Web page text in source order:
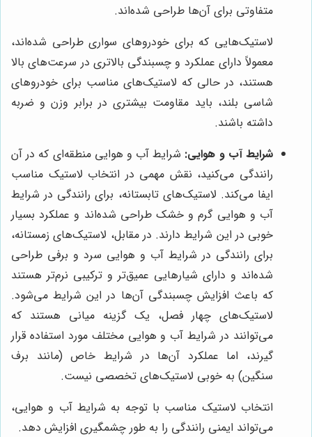
متفاوتی برای آن‌ها طراحی شده‌اند.
لاستیک‌هایی که برای خودروهای سواری طراحی شده‌اند،
معمولاً دارای عملکرد و چسبندگی بالاتری در سرعت‌های بالا
هستند، در حالی که لاستیک‌های مناسب برای خودروهای
شاسی بلند، باید مقاومت بیشتری در برابر وزن و ضربه
داشته باشند.
شرایط آب و هوایی: شرایط آب و هوایی منطقه‌ای که در آن
رانندگی می‌کنید، نقش مهمی در انتخاب لاستیک مناسب
ایفا می‌کند. لاستیک‌های تابستانه، برای رانندگی در شرایط
آب و هوایی گرم و خشک طراحی شده‌اند و عملکرد بسیار
خوبی در این شرایط دارند. در مقابل، لاستیک‌های زمستانه،
برای رانندگی در شرایط آب و هوایی سرد و برفی طراحی
شده‌اند و دارای شیارهایی عمیق‌تر و ترکیبی نرم‌تر هستند
که باعث افزایش چسبندگی آن‌ها در این شرایط می‌شود.
لاستیک‌های چهار فصل، یک گزینه میانی هستند که
می‌توانند در شرایط آب و هوایی مختلف مورد استفاده قرار
گیرند، اما عملکرد آن‌ها در شرایط خاص (مانند برف
سنگین) به خوبی لاستیک‌های تخصصی نیست.
انتخاب لاستیک مناسب با توجه به شرایط آب و هوایی،
می‌تواند ایمنی رانندگی را به طور چشمگیری افزایش دهد.